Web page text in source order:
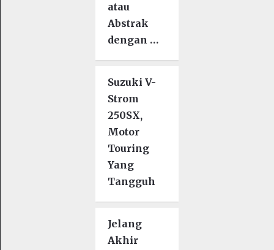
atau
Abstrak
dengan …
Suzuki V-
Strom
250SX,
Motor
Touring
Yang
Tangguh
Jelang
Akhir